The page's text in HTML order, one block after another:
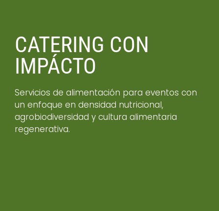
CATERING CON
IMPÁCTO
Servicios de alimentación para eventos con
un enfoque en densidad nutricional,
agrobiodiversidad y cultura alimentaria
regenerativa.